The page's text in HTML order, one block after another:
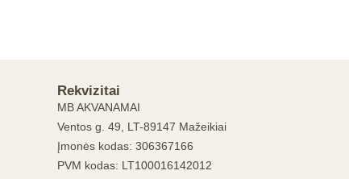
Rekvizitai
MB AKVANAMAI
Ventos g. 49, LT-89147 Mažeikiai
Įmonės kodas: 306367166
PVM kodas: LT100016142012